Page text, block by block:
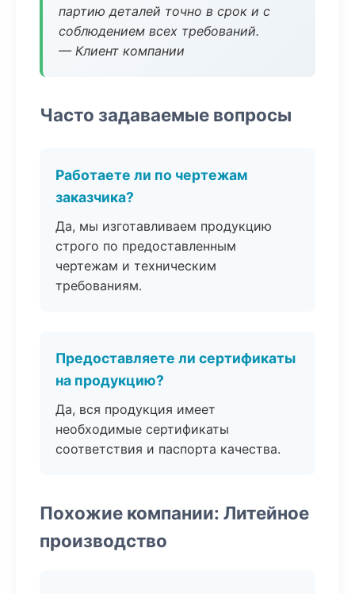
партию деталей точно в срок и с
соблюдением всех требований.
— Клиент компании
Часто задаваемые вопросы
Работаете ли по чертежам
заказчика?
Да, мы изготавливаем продукцию
строго по предоставленным
чертежам и техническим
требованиям.
Предоставляете ли сертификаты
на продукцию?
Да, вся продукция имеет
необходимые сертификаты
соответствия и паспорта качества.
Похожие компании: Литейное
производство